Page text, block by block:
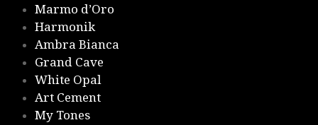
Marmo d’Oro
Harmonik
Ambra Bianca
Grand Cave
White Opal
Art Cement
My Tones